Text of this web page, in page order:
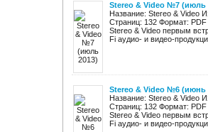
Stereo & Video №7 (июль
Название: Stereo & Video
Страниц: 132 Формат:
Stereo & Video первым
Fi аудио- и видео-
Stereo & Video №6 (июнь
Название: Stereo & Video
Страниц: 132 Формат:
Stereo & Video первым
Fi аудио- и видео-